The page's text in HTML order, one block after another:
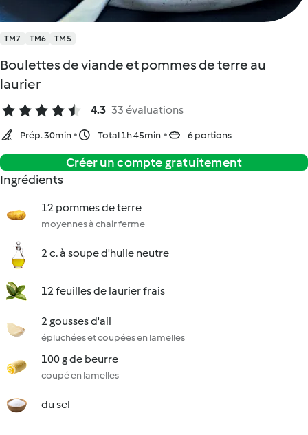
TM7 TM6 TM5
Boulettes de viande et pommes de terre au
laurier
4.3 33 évaluations
Prép. 30min Total 1h 45min 6 portions
Créer un compte gratuitement
Ingrédients
12 pommes de terre
moyennes à chair ferme
2 c. à soupe d'huile neutre
12 feuilles de laurier frais
2 gousses d'ail
épluchées et coupées en lamelles
100 g de beurre
coupé en lamelles
du sel